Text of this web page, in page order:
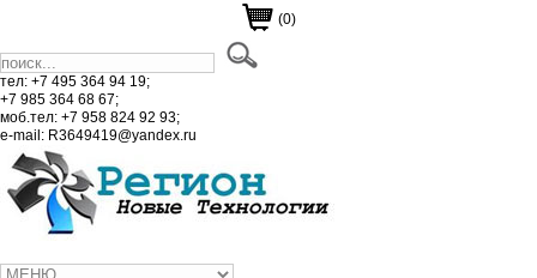
(0)
тел: +7 495 364 94 19;
+7 985 364 68 67;
моб.тел: +7 958 824 92 93;
e-mail: R3649419@yandex.ru